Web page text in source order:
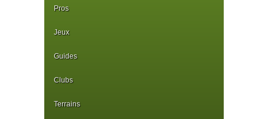
Pros
Jeux
Guides
Clubs
Terrains